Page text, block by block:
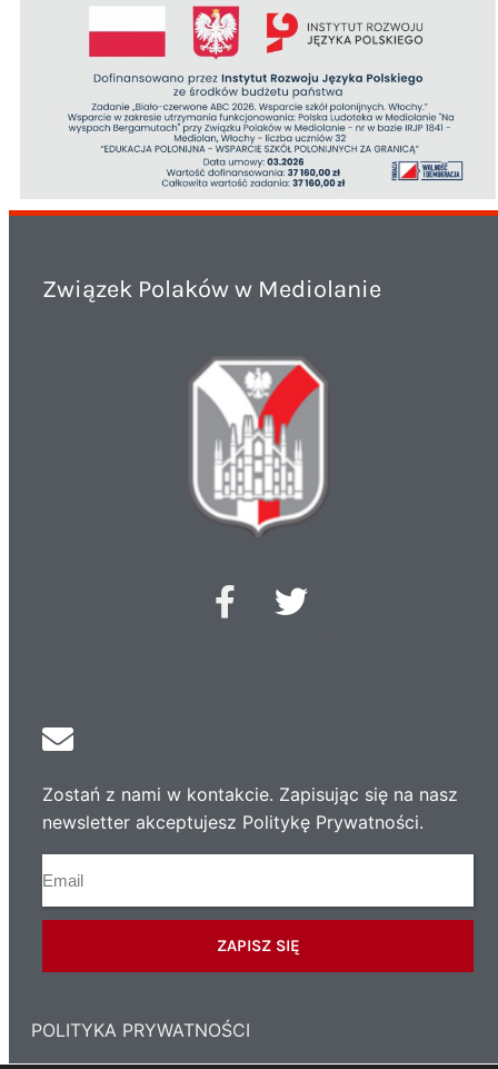
Związek Polaków w Mediolanie
Zostań z nami w kontakcie. Zapisując się na nasz
newsletter akceptujesz Politykę Prywatności.
ZAPISZ SIĘ
POLITYKA PRYWATNOŚCI